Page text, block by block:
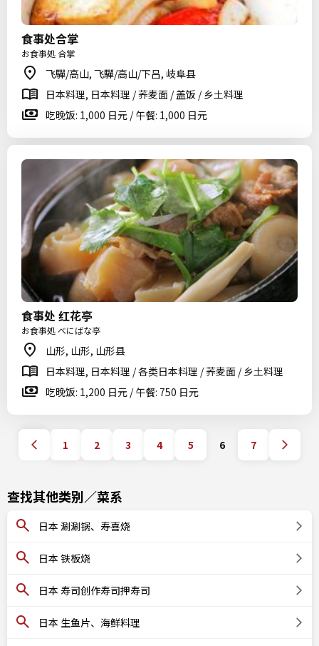
食事处合掌
お食事処 合掌
飞驒/高山, 飞驒/高山/下吕, 岐阜县
日本料理, 日本料理 / 荞麦面 / 盖饭 / 乡土料理
吃晚饭: 1,000 日元 / 午餐: 1,000 日元
食事处 红花亭
お食事処 べにばな亭
山形, 山形, 山形县
日本料理, 日本料理 / 各类日本料理 / 荞麦面 / 乡土料理
吃晚饭: 1,200 日元 / 午餐: 750 日元
1 2 3 4 5 6 7
查找其他类别／菜系
日本 涮涮锅、寿喜烧
日本 铁板烧
日本 寿司创作寿司押寿司
日本 生鱼片、海鲜料理